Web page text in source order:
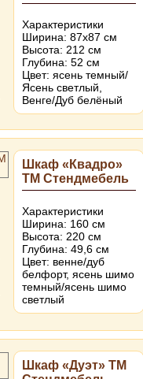
Характеристики
Ширина: 87х87 см
Высота: 212 см
Глубина: 52 см
Цвет: ясень темный/
Ясень светлый,
Венге/Дуб белёный
Шкаф «Квадро»
ТМ Стендмебель
Характеристики
Ширина: 160 см
Высота: 220 см
Глубина: 49,6 см
Цвет: венне/дуб
белфорт, ясень шимо
темный/ясень шимо
светлый
Шкаф «Дуэт» ТМ